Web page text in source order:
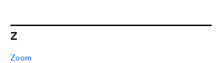
Z
Zoom